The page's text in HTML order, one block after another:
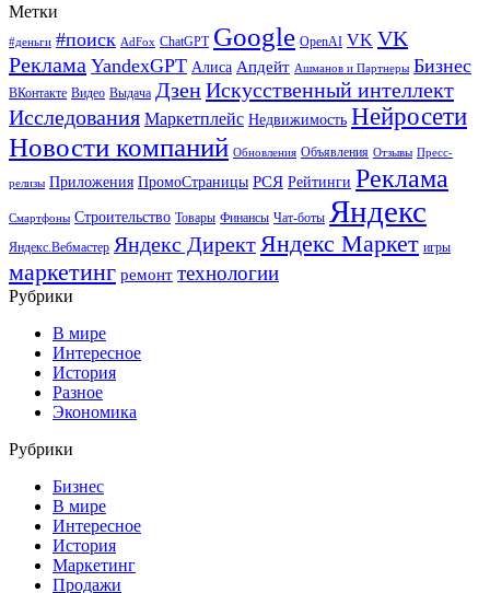
Метки
#деньги #поиск AdFox ChatGPT Google OpenAI VK VK
Реклама YandexGPT Алиса Апдейт Ашманов и Партнеры Бизнес
ВКонтакте Видео Выдача ДзенИскусственный интеллект
Исследования Маркетплейс Недвижимость Нейросети
Новости компаний Обновления Объявления Отзывы Пресс-
релизы Приложения ПромоСтраницы РСЯ Рейтинги Реклама
Смартфоны Строительство Товары Финансы Чат-боты Яндекс
Яндекс.Вебмастер Яндекс Директ Яндекс Маркет игры
маркетинг ремонт технологии
Рубрики
В мире
Интересное
История
Разное
Экономика
Рубрики
Бизнес
В мире
Интересное
История
Маркетинг
Продажи